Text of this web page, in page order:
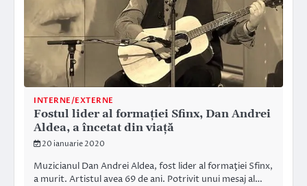
INTERNE/EXTERNE
Fostul lider al formației Sfinx, Dan Andrei
Aldea, a încetat din viață
20 ianuarie 2020
Muzicianul Dan Andrei Aldea, fost lider al formaţiei Sfinx,
a murit. Artistul avea 69 de ani. Potrivit unui mesaj al…